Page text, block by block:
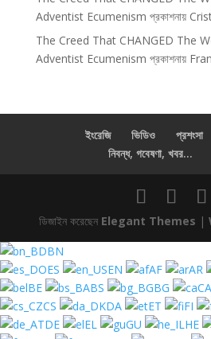
Adventist Ecumenism প্রকাশনায়
The Creed That CHANGED The
Adventist Ecumenism প্রকাশনায়
ইংরেজি ভিডিও প্রশংসা
নিবন্ধ, গবেষণা, খবর...
ডিজাইন করেছেন Elegant Themes |
BN
ES
EN AF AR
BE
BS BG CA
CS
DA ET FI
DE
EL GU HE